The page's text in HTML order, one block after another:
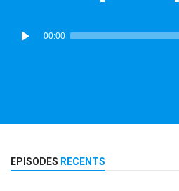
Lecteur
audio
00:00
EPISODES RECENTS